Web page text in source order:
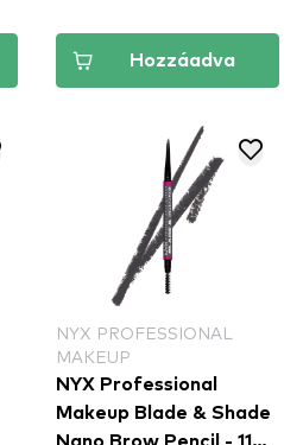
Hozzáadva
NYX PROFESSIONAL
MAKEUP
NYX Professional
Makeup Blade & Shade